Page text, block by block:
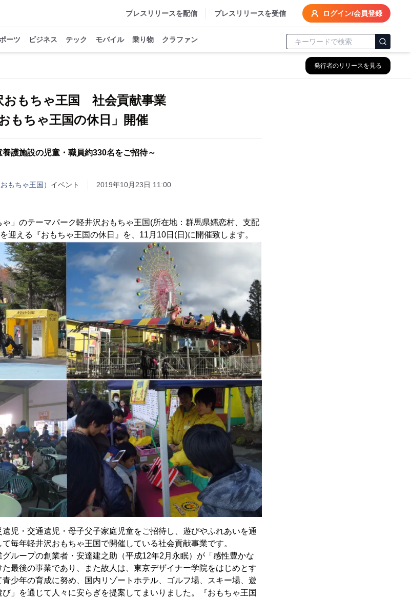
プレスリリースを配信 プレスリリースを受信 ログイン/会員登録
ーツ ビジネス テック モバイル 乗り物 クラファン
発行者のリリースを見る
おもちゃ王国 社会貢献事業
おもちゃ王国の休日」開催
養護施設の児童・職員約330名をご招待～
もちゃ王国） イベント 2019年10月23日 11:00
」のテーマパーク軽井沢おもちゃ王国(所在地：群馬県嬬恋村、支配
迎える『おもちゃ王国の休日』を、11月10日(日)に開催致します。
遺児・交通遺児・母子父子家庭児童をご招待し、遊びやふれあいを通
毎年軽井沢おもちゃ王国で開催している社会貢献事業です。
ループの創業者・安達建之助（平成12年2月永眠）が「感性豊かな
最後の事業であり、また故人は、東京デザイナー学院をはじめとす
少年の育成に努め、国内リゾートホテル、ゴルフ場、スキー場、遊
」を通じて人々に安らぎを提案してまいりました。『おもちゃ王国